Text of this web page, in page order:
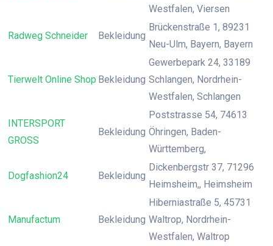
Westfalen, Viersen
Radweg Schneider Bekleidung
Brückenstraße 1, 89231
Neu-Ulm, Bayern, Bayern
Tierwelt Online Shop Bekleidung
Gewerbepark 24, 33189
Schlangen, Nordrhein-
Westfalen, Schlangen
INTERSPORT
GROSS
Bekleidung
Poststrasse 54, 74613
Öhringen, Baden-
Württemberg,
Dogfashion24 Bekleidung
Dickenbergstr 37, 71296
Heimsheim,, Heimsheim
Manufactum Bekleidung
Hiberniastraße 5, 45731
Waltrop, Nordrhein-
Westfalen, Waltrop